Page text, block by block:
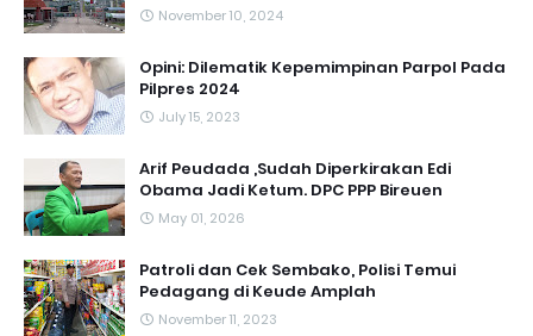
November 10, 2024
Opini: Dilematik Kepemimpinan Parpol Pada
Pilpres 2024
July 15, 2023
Arif Peudada ,Sudah Diperkirakan Edi
Obama Jadi Ketum. DPC PPP Bireuen
May 01, 2026
Patroli dan Cek Sembako, Polisi Temui
Pedagang di Keude Amplah
November 11, 2023